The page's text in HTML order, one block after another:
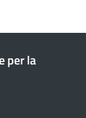
per la